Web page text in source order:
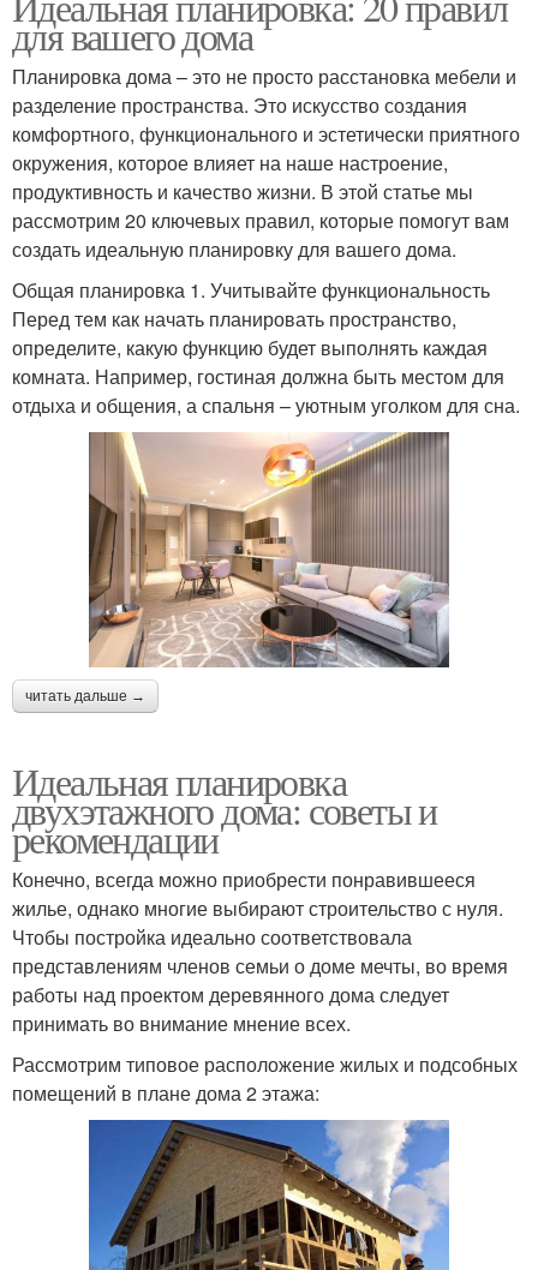
для вашего дома
Планировка дома – это не просто расстановка мебели и
разделение пространства. Это искусство создания
комфортного, функционального и эстетически приятного
окружения, которое влияет на наше настроение,
продуктивность и качество жизни. В этой статье мы
рассмотрим 20 ключевых правил, которые помогут вам
создать идеальную планировку для вашего дома.
Общая планировка 1. Учитывайте функциональность
Перед тем как начать планировать пространство,
определите, какую функцию будет выполнять каждая
комната. Например, гостиная должна быть местом для
отдыха и общения, а спальня – уютным уголком для сна.
читать дальше →
Идеальная планировка
двухэтажного дома: советы и
рекомендации
Конечно, всегда можно приобрести понравившееся
жилье, однако многие выбирают строительство с нуля.
Чтобы постройка идеально соответствовала
представлениям членов семьи о доме мечты, во время
работы над проектом деревянного дома следует
принимать во внимание мнение всех.
Рассмотрим типовое расположение жилых и подсобных
помещений в плане дома 2 этажа: